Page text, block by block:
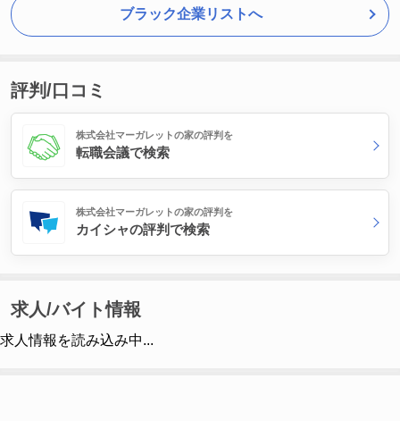
ブラック企業リストへ
評判/口コミ
株式会社マーガレットの家の評判を
転職会議で検索
株式会社マーガレットの家の評判を
カイシャの評判で検索
求人/バイト情報
求人情報を読み込み中...